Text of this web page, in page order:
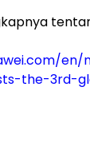
en/
the-3rd-